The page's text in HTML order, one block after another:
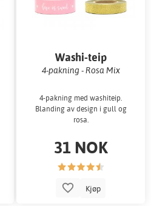
Washi-teip
4-pakning - Rosa Mix
4-pakning med washiteip.
Blanding av design i gull og
rosa.
31 NOK
Kjøp